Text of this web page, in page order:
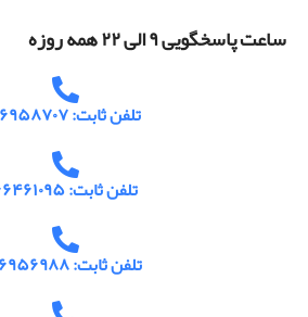
ساعت پاسخگویی ۹ الی ۲۲ همه روزه
تلفن ثابت: ۶۶۹۵۸۷۰۷
تلفن ثابت: ۶۶۴۶۱۰۹۵
تلفن ثابت: ۶۶۹۵۶۹۸۸